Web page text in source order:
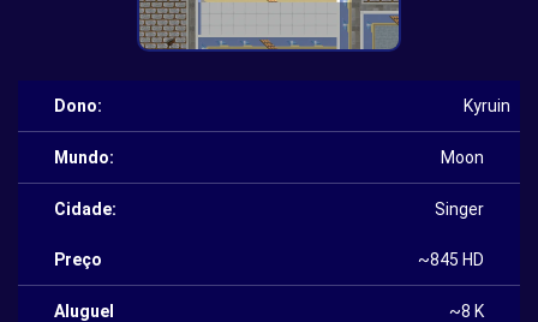
Dono: Kyruin
Mundo: Moon
Cidade: Singer
Preço ~845 HD
Aluguel ~8 K